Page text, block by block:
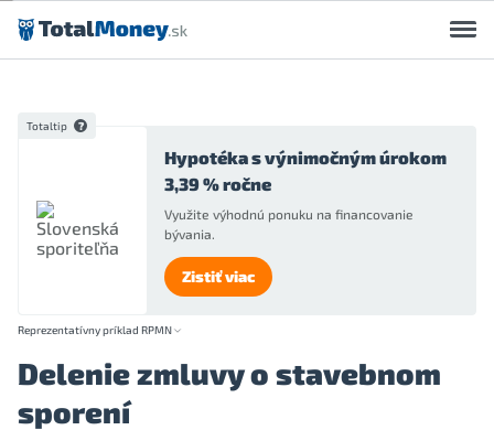
Preskočiť na obsah
Totaltip
Hypotéka s výnimočným úrokom
3,39 % ročne
Využite výhodnú ponuku na financovanie
bývania.
Zistiť viac
Reprezentatívny príklad RPMN
Delenie zmluvy o stavebnom
sporení